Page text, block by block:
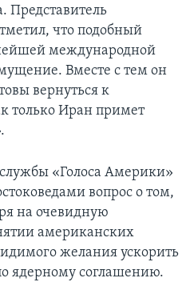
Представитель
что подобный
международной
Вместе с тем он
вернуться к
только Иран примет
«Голоса Америки»
вопрос о том,
на очевидную
американских
желания ускорить
ядерному соглашению.